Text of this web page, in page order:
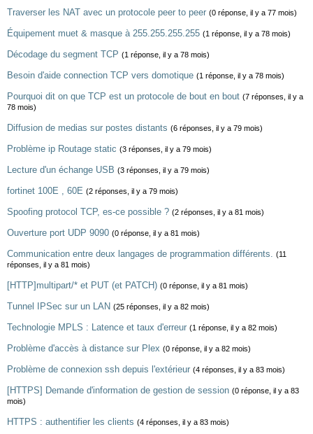
Traverser les NAT avec un protocole peer to peer (0 réponse, il y a 77 mois)
Équipement muet & masque à 255.255.255.255 (1 réponse, il y a 78 mois)
Décodage du segment TCP (1 réponse, il y a 78 mois)
Besoin d'aide connection TCP vers domotique (1 réponse, il y a 78 mois)
Pourquoi dit on que TCP est un protocole de bout en bout (7 réponses, il y a
78 mois)
Diffusion de medias sur postes distants (6 réponses, il y a 79 mois)
Problème ip Routage static (3 réponses, il y a 79 mois)
Lecture d'un échange USB (3 réponses, il y a 79 mois)
fortinet 100E , 60E (2 réponses, il y a 79 mois)
Spoofing protocol TCP, es-ce possible ? (2 réponses, il y a 81 mois)
Ouverture port UDP 9090 (0 réponse, il y a 81 mois)
Communication entre deux langages de programmation différents. (11
réponses, il y a 81 mois)
[HTTP]multipart/* et PUT (et PATCH) (0 réponse, il y a 81 mois)
Tunnel IPSec sur un LAN (25 réponses, il y a 82 mois)
Technologie MPLS : Latence et taux d'erreur (1 réponse, il y a 82 mois)
Problème d'accès à distance sur Plex (0 réponse, il y a 82 mois)
Problème de connexion ssh depuis l'extérieur (4 réponses, il y a 83 mois)
[HTTPS] Demande d'information de gestion de session (0 réponse, il y a 83
mois)
HTTPS : authentifier les clients (4 réponses, il y a 83 mois)